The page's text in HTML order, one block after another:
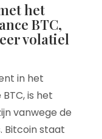
het
BTC,
volatiel
in het
is het
vanwege de
Bitcoin staat